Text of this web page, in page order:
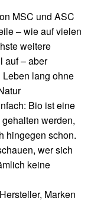
MSC und ASC
– wie auf vielen
weitere
auf – aber
lang ohne
Bio ist eine
werden,
hingegen schon.
wer sich
keine
Marken